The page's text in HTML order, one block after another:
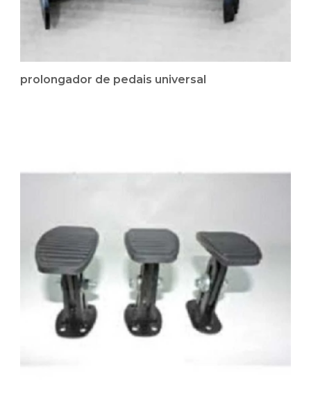
prolongador de pedais universal